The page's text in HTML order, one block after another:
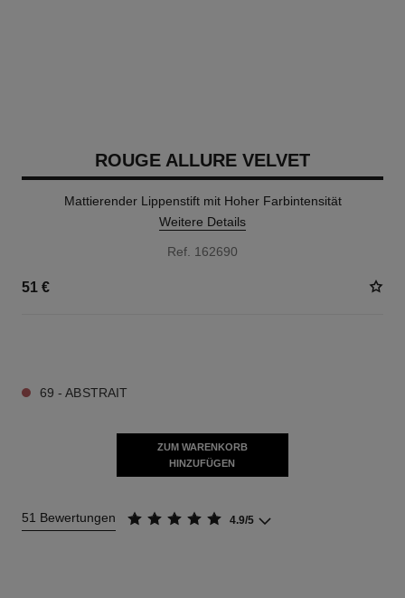
ROUGE ALLURE VELVET
Mattierender Lippenstift mit Hoher Farbintensität
Weitere Details
Ref. 162690
51 €
69 - ABSTRAIT
ZUM WARENKORB
HINZUFÜGEN
51 Bewertungen 4.9/5